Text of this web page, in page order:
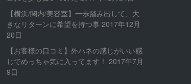
【横浜/関内/美容室】一歩踏み出して、大
きなリターンに希望を持つ事 2017年12月
20日
【お客様の口コミ】外ハネの感じがいい感
じでめっちゃ気に入ってます！ 2017年7月
9日